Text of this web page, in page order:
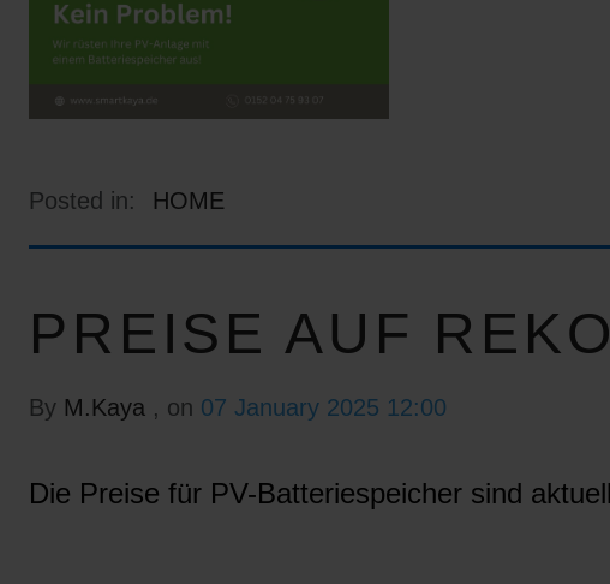
Posted in: HOME
PREISE AUF
By M.Kaya , on 07 January 2025 12:00
Die Preise für PV-Batteriespeicher sind